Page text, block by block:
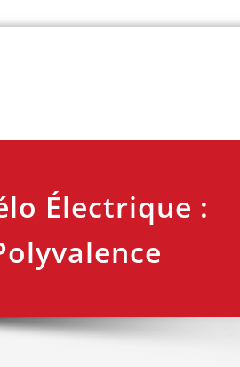
Électrique :